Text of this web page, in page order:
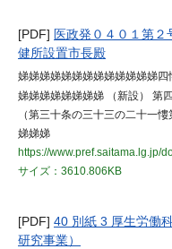
[PDF] 医政発０４０１第
健所設置市長殿
娣娣娣娣娣娣娣娣娣娣娣娣娣
娣娣娣娣娣娣娣娣 （新設） 第
（第三十条の三十三の二十一
娣娣娣
https://www.pref.saitama.lg.jp/
サイズ：3610.806KB
[PDF] 40 別紙 3 厚生労働
研究事業）